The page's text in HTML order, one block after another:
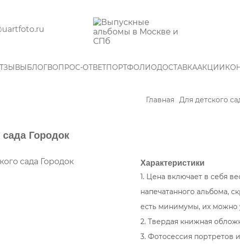
БЛОГВОПРОС-ОТВЕТПОРТФОЛИОДОСТАВКААКЦИИ
Главная Для детского
Городок
Характеристики
1. Цена включает в себя
напечатанного альбома,
есть минимумы, их можно
2. Твердая книжная
3. Фотосессия портретов